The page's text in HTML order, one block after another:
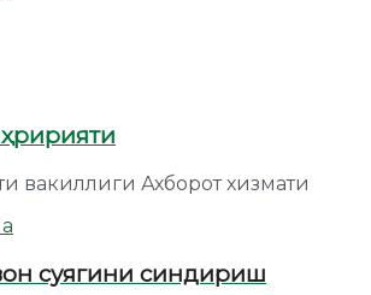
вакиллиги Ахборот хизмати
суягини синдириш